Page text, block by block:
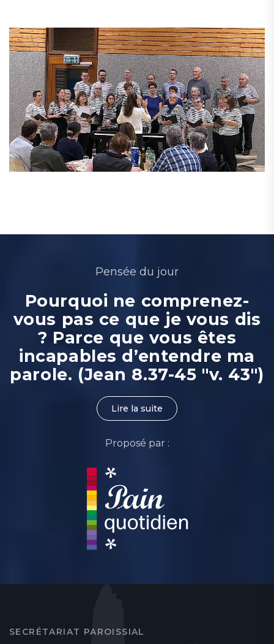
Pensée du jour
Pourquoi ne comprenez-
vous pas ce que je vous dis
? Parce que vous êtes
incapables d’entendre ma
parole. (Jean 8.37-45 "v. 43")
Lire la suite
Proposé par :
SECRÉTARIAT PAROISSIAL